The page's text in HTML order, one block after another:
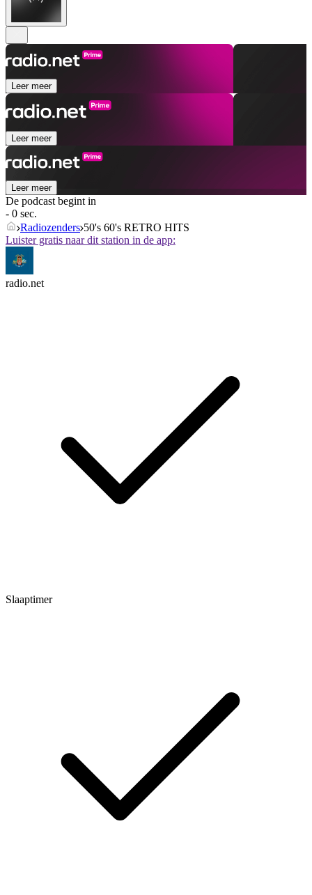
Leer meer
Leer meer
Leer meer
De podcast begint in
- 0 sec.
Radiozenders 50's 60's RETRO HITS
Luister gratis naar dit station in de app:
radio.net
Slaaptimer